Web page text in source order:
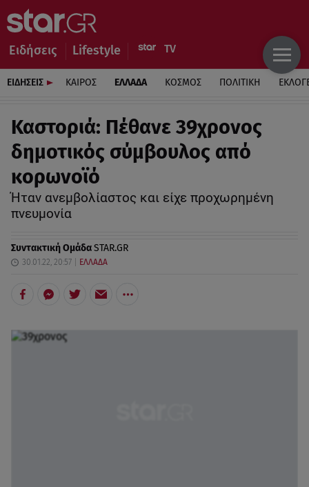
Ειδήσεις Lifestyle
ΕΙΔΗΣΕΙΣ ΚΑΙΡΟΣ ΕΛΛΑΔΑ ΚΟΣΜΟΣ ΠΟΛΙΤΙΚΗ
Καστοριά: Πέθανε 39χρονος
δημοτικός σύμβουλος από
κορωνοϊό
Ήταν ανεμβολίαστος και είχε προχωρημένη
πνευμονία
Συντακτική ΟμάδαSTAR.GR
30.01.22, 20:57 ΕΛΛΑΔΑ